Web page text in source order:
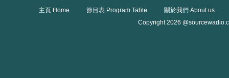
主頁 Home 節目表 Program Table
關於我們 About us
Copyright 2026